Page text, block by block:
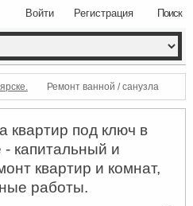
Поиск
Войти Регистрация
Ремонт ванной / санузла
квартир под ключ в
- капитальный и
квартир и комнат,
работы.